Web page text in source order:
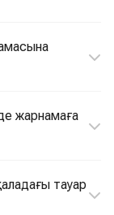
жарнамаға
тауар